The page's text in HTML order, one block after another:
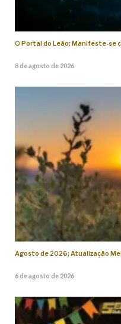
O Portal do Leão: Manifeste-se
8 de agosto de 2026
Agosto de 2026; Atualização
6 de agosto de 2026